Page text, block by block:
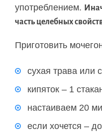
употреблением.
часть целебных
Приготовить
сухая трава или
кипяток – 1
настаиваем 20
если хочется –